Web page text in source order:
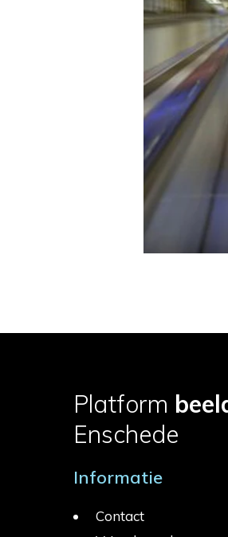
Platform
Enschede
Informatie
Contact